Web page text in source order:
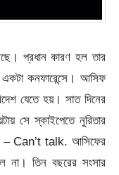
প্রধান কারণ হল তার
কনফারেন্সে। আসিফ
যেতে হয়। সাত দিনের
সে স্কাইপেতে নুরিতার
– Can’t talk. আসিফের
না। তিন বছরের সংসার